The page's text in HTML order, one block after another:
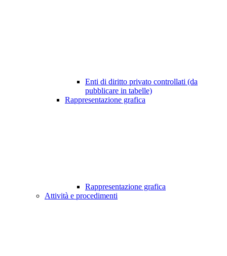
Enti di diritto privato controllati (da
pubblicare in tabelle)
Rappresentazione grafica
Rappresentazione grafica
Attività e procedimenti